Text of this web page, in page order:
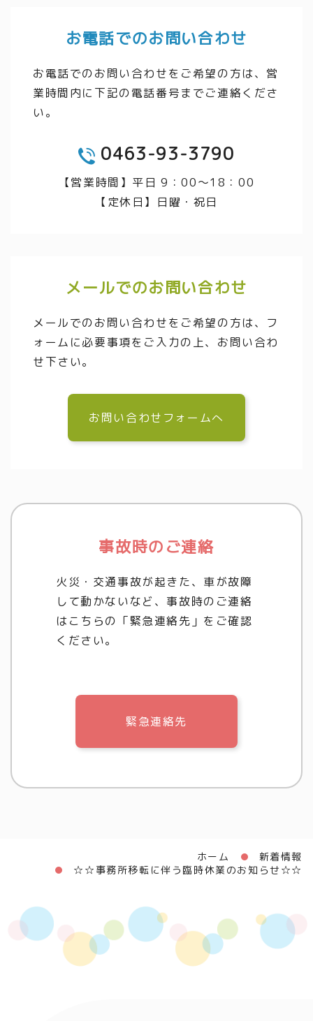
お電話でのお問い合わせ
お電話でのお問い合わせをご希望の方は、営
業時間内に下記の電話番号までご連絡くださ
い。
TEL
0463-93-3790
【営業時間】平日 9：00～18：00
【定休日】日曜・祝日
メールでのお問い合わせ
メールでのお問い合わせをご希望の方は、フ
ォームに必要事項をご入力の上、お問い合わ
せ下さい。
お問い合わせフォームへ
事故時のご連絡
火災・交通事故が起きた、車が故障
して動かないなど、事故時のご連絡
はこちらの「緊急連絡先」をご確認
ください。
緊急連絡先
ホーム
新着情報
☆☆事務所移転に伴う臨時休業のお知らせ☆☆